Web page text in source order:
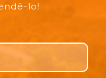
lo!